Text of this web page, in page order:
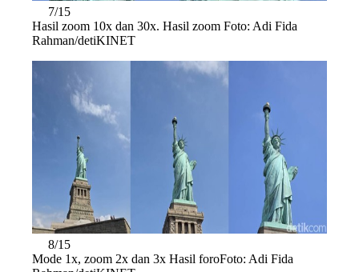
7/15
Hasil zoom 10x dan 30x. Hasil zoom Foto: Adi Fida
Rahman/detiKINET
8/15
Mode 1x, zoom 2x dan 3x Hasil foroFoto: Adi Fida